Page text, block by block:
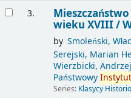
3.
wieku XVIII /
by Smoleński,
Serejski, Marian
Wierzbicki, Andrzej
PaństwowyInstytut
Series: Klasycy